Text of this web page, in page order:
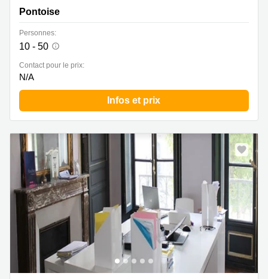
Pontoise
Personnes:
10 - 50
Contact pour le prix:
N/A
Infos et prix